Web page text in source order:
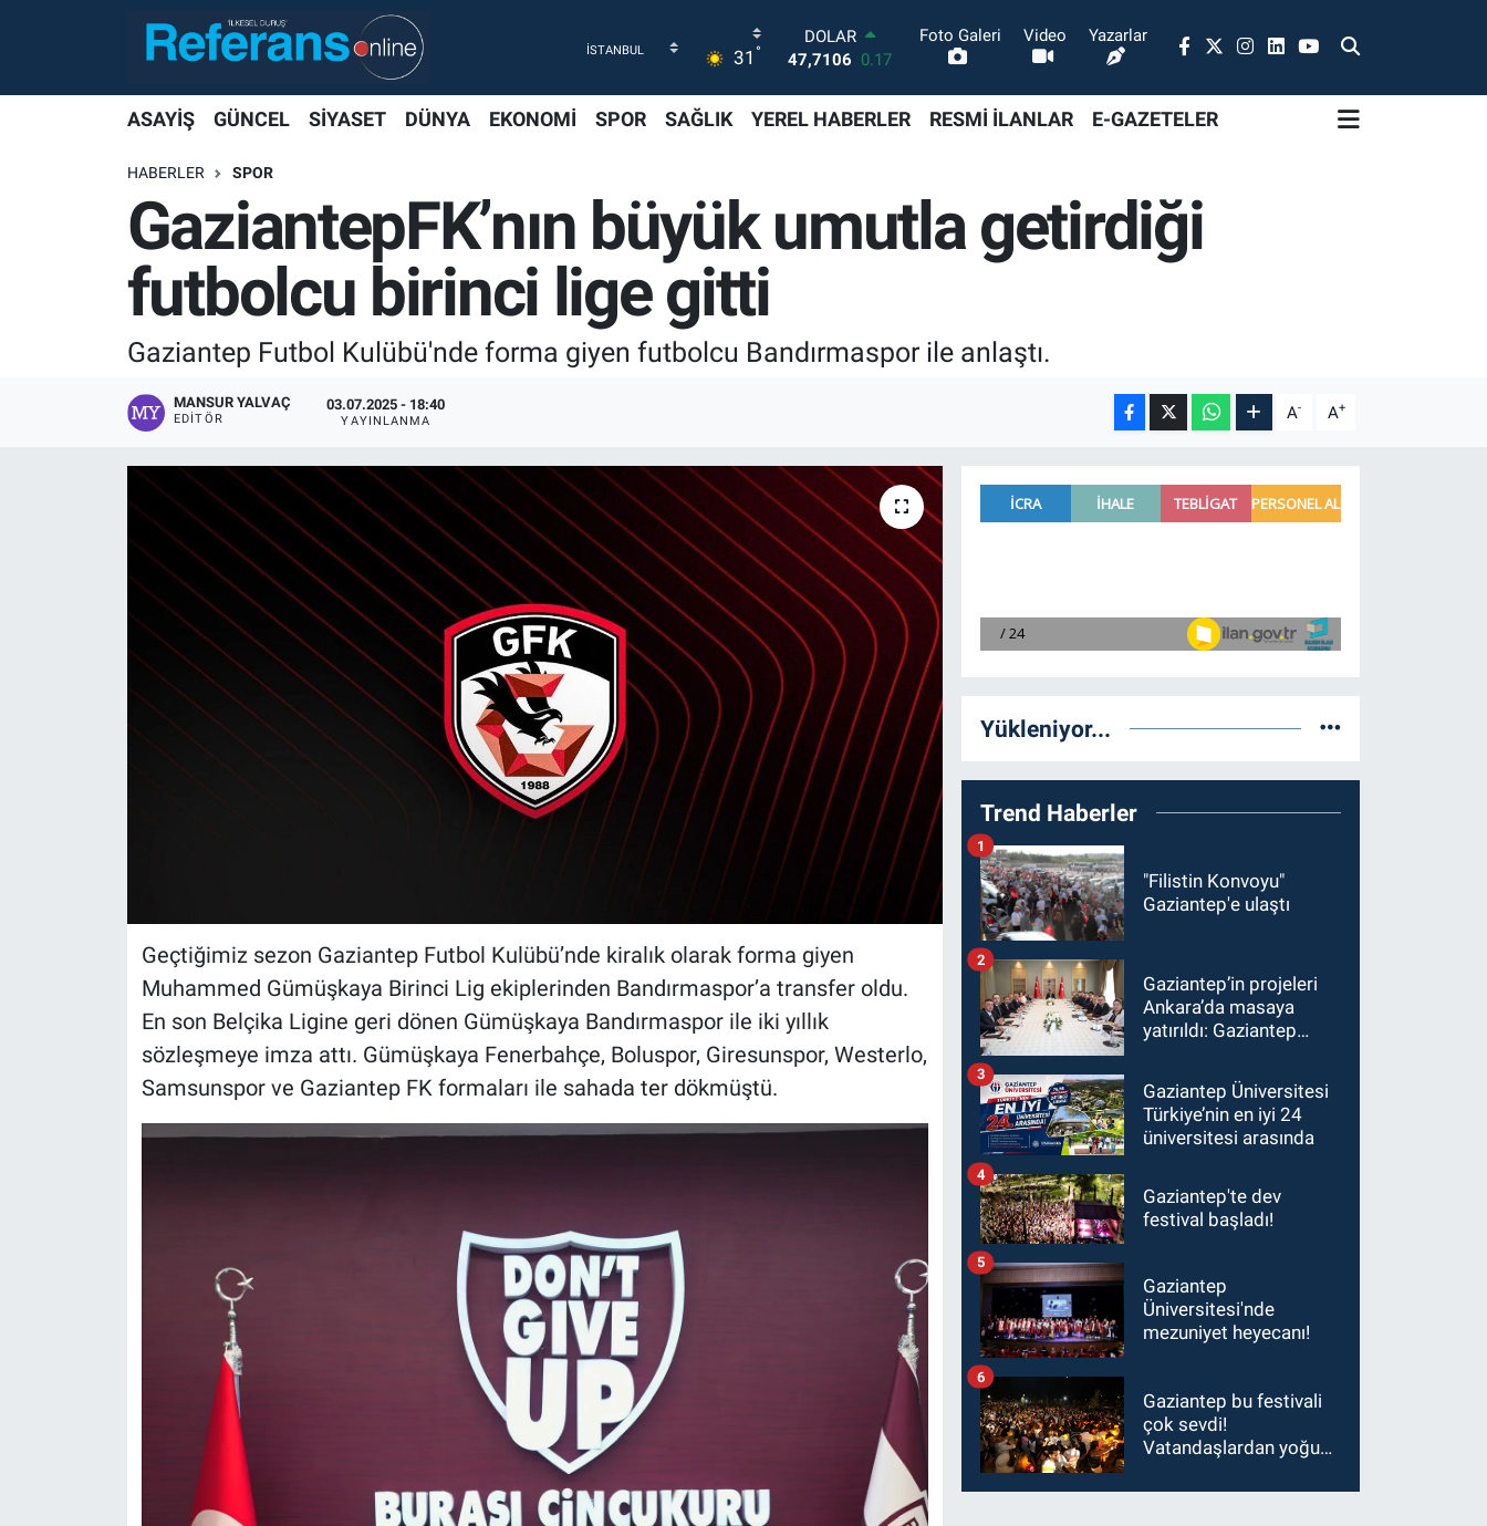
31 °
DOLAR
47,7106 0.17
STERLİN
BİST100
13.773
-19
Foto Galeri Video Yazarlar
ASAYİŞ GÜNCEL SİYASET DÜNYA EKONOMİ SPOR SAĞLIK YEREL HABERLER RESMİ İLANLAR E-GAZETELER
HABERLER SPOR
GaziantepFK’nın büyük umutla getirdiği
futbolcu birinci lige gitti
Gaziantep Futbol Kulübü'nde forma giyen futbolcu Bandırmaspor ile anlaştı.
MANSUR YALVAÇ
EDITÖR
03.07.2025 - 18:40
YAYINLANMA A- A+
Geçtiğimiz sezon Gaziantep Futbol Kulübü’nde kiralık olarak forma giyen
Muhammed Gümüşkaya Birinci Lig ekiplerinden Bandırmaspor’a transfer oldu.
En son Belçika Ligine geri dönen Gümüşkaya Bandırmaspor ile iki yıllık
sözleşmeye imza attı. Gümüşkaya Fenerbahçe, Boluspor, Giresunspor, Westerlo,
Samsunspor ve Gaziantep FK formaları ile sahada ter dökmüştü.
Yükleniyor...
Trend Haberler
"Filistin Konvoyu"
Gaziantep'e ulaştı
1
Gaziantep’in projeleri
Ankara’da masaya
yatırıldı: Gaziantep
Şimşek’e ziyaret!
2
Gaziantep Üniversitesi
Türkiye’nin en iyi 24
üniversitesi arasında
3
Gaziantep'te dev
festival başladı!
4
Gaziantep
Üniversitesi'nde
mezuniyet heyecanı!
5
Gaziantep bu festivali
çok sevdi!
Vatandaşlardan yoğun
6